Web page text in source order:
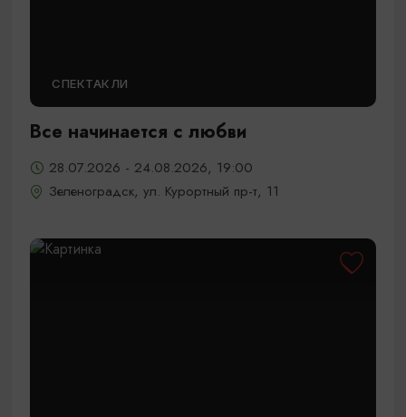
СПЕКТАКЛИ
Все начинается с любви
28.07.2026 - 24.08.2026, 19:00
Зеленоградск, ул. Курортный пр-т, 11